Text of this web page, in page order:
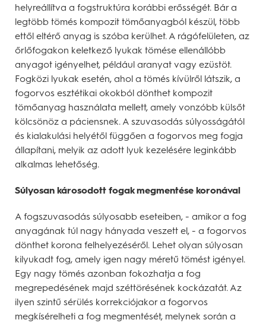
helyreállítva a fogstruktúra korábbi erősségét. Bár a
legtöbb tömés kompozit tömőanyagból készül, több
ettől eltérő anyag is szóba kerülhet. A rágófelületen, az
őrlőfogakon keletkező lyukak tömése ellenállóbb
anyagot igényelhet, például aranyat vagy ezüstöt.
Fogközi lyukak esetén, ahol a tömés kívülről látszik, a
fogorvos esztétikai okokból dönthet kompozit
tömőanyag használata mellett, amely vonzóbb külsőt
kölcsönöz a páciensnek. A szuvasodás súlyosságától
és kialakulási helyétől függően a fogorvos meg fogja
állapítani, melyik az adott lyuk kezelésére leginkább
alkalmas lehetőség.
Súlyosan károsodott fogak megmentése koronával
A fogszuvasodás súlyosabb eseteiben, - amikor a fog
anyagának túl nagy hányada veszett el, - a fogorvos
dönthet korona felhelyezéséről. Lehet olyan súlyosan
kilyukadt fog, amely igen nagy méretű tömést igényel.
Egy nagy tömés azonban fokozhatja a fog
megrepedésének majd széttörésének kockázatát. Az
ilyen szintű sérülés korrekciójakor a fogorvos
megkísérelheti a fog megmentését, melynek során a